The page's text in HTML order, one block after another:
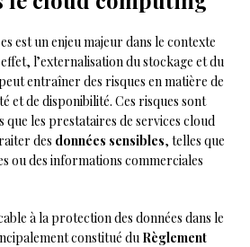
est un enjeu majeur dans le contexte
l’externalisation du stockage et du
entraîner des risques en matière de
et de disponibilité. Ces risques sont
les prestataires de services cloud
des données sensibles, telles que
ou des informations commerciales
à la protection des données dans le
constitué du Règlement